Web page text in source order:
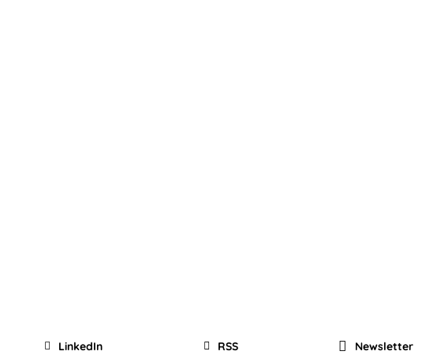
LinkedIn RSS Newsletter